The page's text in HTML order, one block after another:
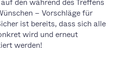
– Vorschläge für
ist bereits, dass sich alle
wird und erneut
werden!